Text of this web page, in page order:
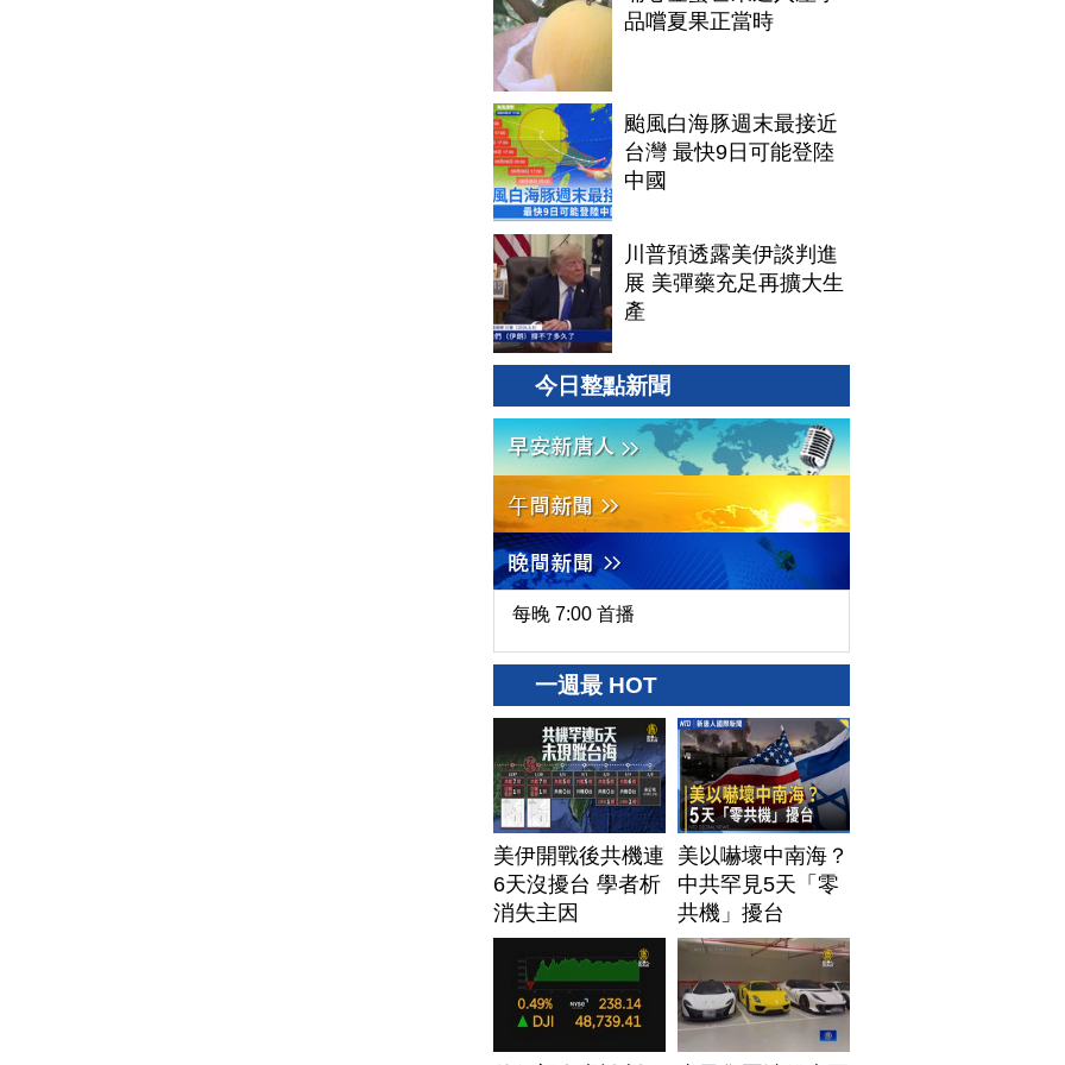
品嚐夏果正當時
颱風白海豚週末最接近
台灣 最快9日可能登陸
中國
川普預透露美伊談判進
展 美彈藥充足再擴大生
產
今日整點新聞
每晚 7:00 首播
一週最 HOT
美伊開戰後共機連
6天沒擾台 學者析
消失主因
美以嚇壞中南海？
中共罕見5天「零
共機」擾台